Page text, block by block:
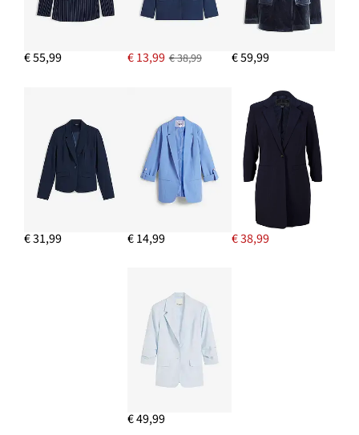
€ 55,99 € 13,99 € 38,99 € 59,99
€ 31,99 € 14,99 € 38,99
€ 49,99